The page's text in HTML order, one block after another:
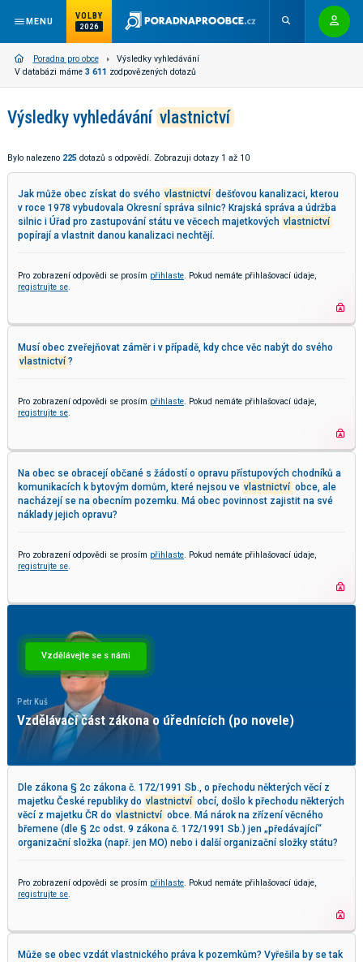
MENU
VOLBY
2026
Poradna pro obce
Výsledky vyhledávání
V databázi máme 3 611 zodpovězených dotazů
Výsledky vyhledávání vlastnictví
Bylo nalezeno 225 dotazů s odpovědí. Zobrazuji dotazy 1 až 10
Jak může obec získat do svého vlastnictví dešťovou kanalizaci, kterou
v roce 1978 vybudovala Okresní správa silnic? Krajská správa a údržba
silnic i Úřad pro zastupování státu ve věcech majetkových vlastnictví
popírají a vlastnit danou kanalizaci nechtějí.
Pro zobrazení odpovědi se prosím přihlaste. Pokud nemáte přihlašovací údaje,
registrujte se.
Musí obec zveřejňovat záměr i v případě, kdy chce věc nabýt do svého
vlastnictví ?
Pro zobrazení odpovědi se prosím přihlaste. Pokud nemáte přihlašovací údaje,
registrujte se.
Na obec se obracejí občané s žádostí o opravu přístupových chodníků a
komunikacích k bytovým domům, které nejsou ve vlastnictví obce, ale
nacházejí se na obecním pozemku. Má obec povinnost zajistit na své
náklady jejich opravu?
Pro zobrazení odpovědi se prosím přihlaste. Pokud nemáte přihlašovací údaje,
registrujte se.
Petr Kuš
Vzdělávací část zákona o úřednících (po novele)
Vzdělávejte se s námi
Dle zákona § 2c zákona č. 172/1991 Sb., o přechodu některých věcí z
majetku České republiky do vlastnictví obcí, došlo k přechodu některých
věcí z majetku ČR do vlastnictví obce. Má nárok na zřízení věcného
břemene (dle § 2c odst. 9 zákona č. 172/1991 Sb.) jen „předávající“
organizační složka (např. jen MO) nebo i další organizační složky státu?
Pro zobrazení odpovědi se prosím přihlaste. Pokud nemáte přihlašovací údaje,
registrujte se.
Může se obec vzdát vlastnického práva k pozemkům? Vyřešila by se tak